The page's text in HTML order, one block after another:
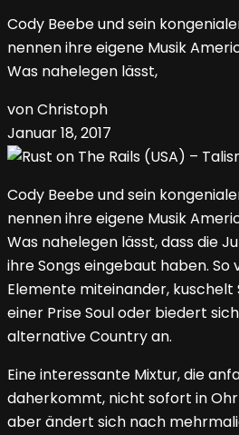
Cody Beebe und sein
nennen ihre eigene Musik
Was nahelegen lässt,
von Christoph
Januar 18, 2017
Cody Beebe und sein
nennen ihre eigene Musik
Was nahelegen lässt, dass die
ihre Songs eingebaut haben. So
Elemente miteinander, kuschelt
einer Prise Soul oder biedert
alternative Country an.
Eine interessante Mixtur, die
daherkommt, nicht sofort in Ohr
aber ändert sich nach